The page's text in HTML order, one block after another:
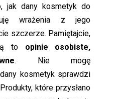
jak dany kosmetyk do
wrażenia z jego
szczerze. Pamiętajcie,
to opinie osobiste,
. Nie mogę
kosmetyk sprawdzi
które przysłano